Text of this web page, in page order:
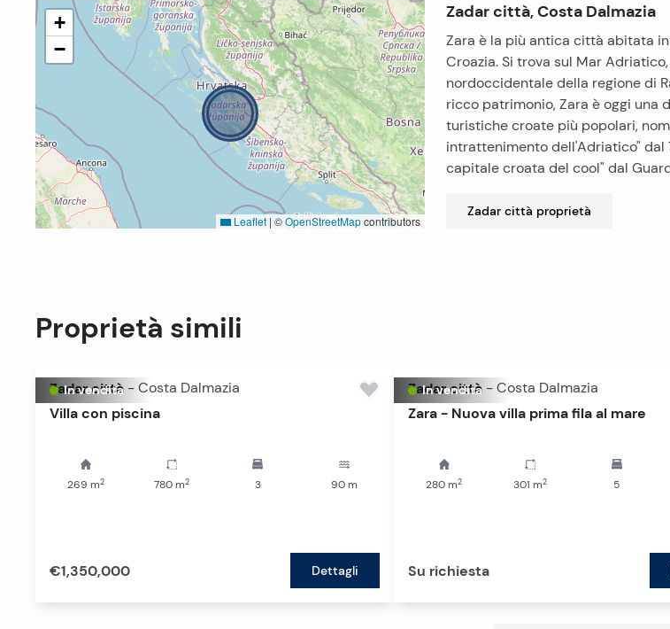
+
−
Leaflet | ©OpenStreetMapcontributors
Zadar città, Costa Dalmazia
Zara è la più antica città abitata
Croazia. Si trova sul Mar
nordoccidentale della regione di
ricco patrimonio, Zara è oggi una
turistiche croate più popolari,
intrattenimento dell'Adriatico" dal
capitale croata del cool" dal
Zadar città proprietà
Proprietà simili
In vendita
Zadar città - Costa Dalmazia
Villa con piscina
269 m2 780m2 3 90m
€1,350,000 Dettagli
In vendita
Zadar città - Costa Dalmazia
Zara - Nuova villa prima fila al mare
280 m2 301 m2 5
Su richiesta